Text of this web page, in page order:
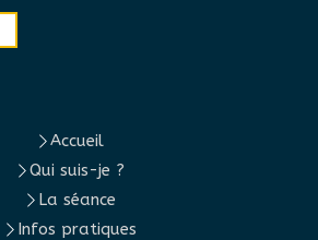
Accueil
Qui suis-je ?
La séance
Infos pratiques